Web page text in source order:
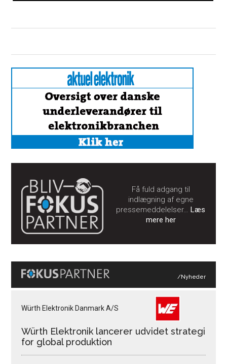
Få fuld adgang til
indlægning af egne
pressemeddelelser…Læs
mere her
/Nyheder
Würth Elektronik Danmark A/S
Würth Elektronik lancerer udvidet strategi
for global produktion